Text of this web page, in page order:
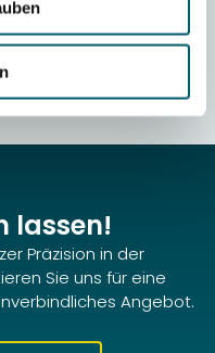
lassen!
Präzision in der
Sie uns für eine
Angebot.